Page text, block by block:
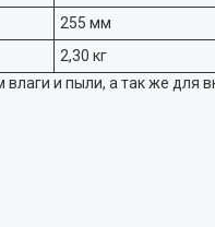
255 мм
2,30 кг
и пыли, а так же для